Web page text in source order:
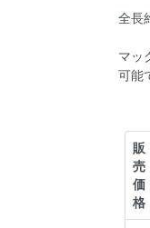
全長
マッ
可能
販
売
価
格